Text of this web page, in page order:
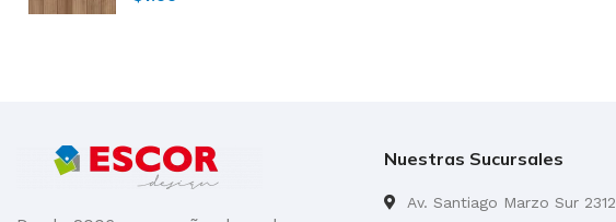
Nuestras Sucursales
Av. Santiago Marzo Sur 2312